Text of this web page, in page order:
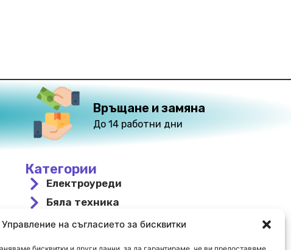
Управление на съгласието за бисквитки
Връщане и замяна
До 14 работни дни
Категории
Електроуреди
Бяла техника
За вграждане